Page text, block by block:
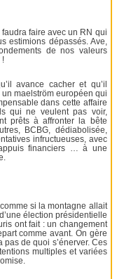
faire avec un RN qui
estimions dépassés. Ave,
de nos valeurs
!
avance cacher et qu’il
maelström européen qui
dans cette affaire
qui ne veulent pas voir,
prêts à affronter la bête
BCBG, dédiabolisée,
infructueuses, avec
financiers … à une
si la montagne allait
élection présidentielle
ont fait : un changement
comme avant. On gère
pas de quoi s’énerver. Ces
multiples et variées